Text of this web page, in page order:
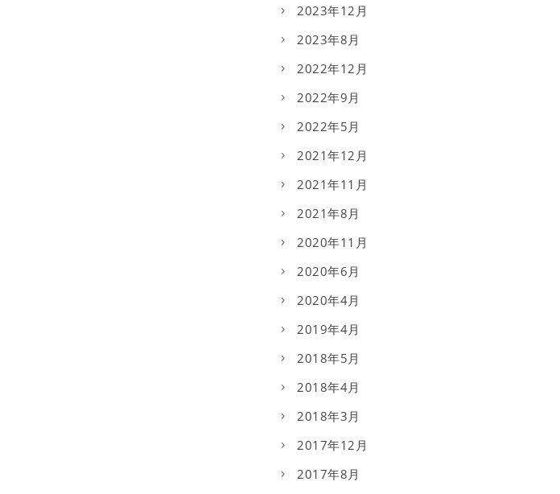
2023年12月
2023年8月
2022年12月
2022年9月
2022年5月
2021年12月
2021年11月
2021年8月
2020年11月
2020年6月
2020年4月
2019年4月
2018年5月
2018年4月
2018年3月
2017年12月
2017年8月